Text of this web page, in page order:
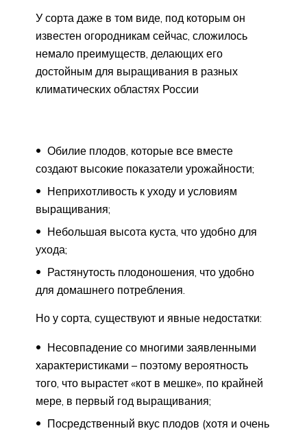
У сорта даже в том виде, под которым он
известен огородникам сейчас, сложилось
немало преимуществ, делающих его
достойным для выращивания в разных
климатических областях России
Обилие плодов, которые все вместе
создают высокие показатели урожайности;
Неприхотливость к уходу и условиям
выращивания;
Небольшая высота куста, что удобно для
ухода;
Растянутость плодоношения, что удобно
для домашнего потребления.
Но у сорта, существуют и явные недостатки:
Несовпадение со многими заявленными
характеристиками – поэтому вероятность
того, что вырастет «кот в мешке», по крайней
мере, в первый год выращивания;
Посредственный вкус плодов (хотя и очень